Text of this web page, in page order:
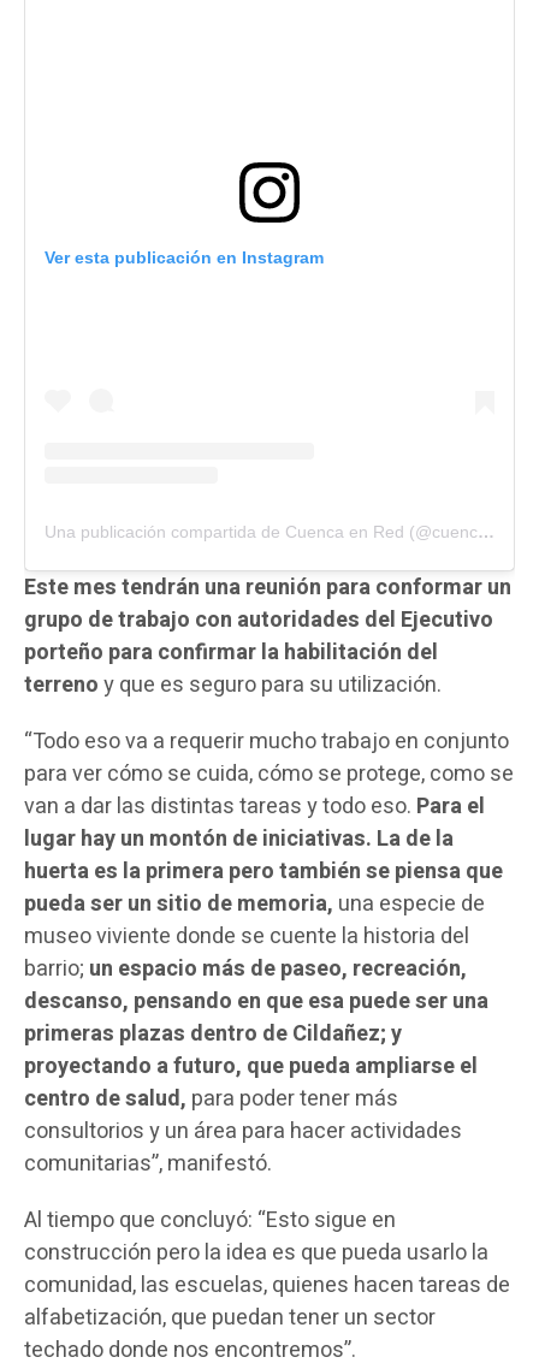
Ver esta publicación en Instagram
Una publicación compartida de Cuenca en Red (@cuencaenred)
Este mes tendrán una reunión para conformar un
grupo de trabajo con autoridades del Ejecutivo
porteño para confirmar la habilitación del
terrenoy que es seguro para su utilización.
“Todo eso va a requerir mucho trabajo en conjunto
para ver cómo se cuida, cómo se protege, como se
van a dar las distintas tareas y todo eso. Para el
lugar hay un montón de iniciativas. La de la
huerta es la primera pero también se piensa que
pueda ser un sitio de memoria, una especie de
museo viviente donde se cuente la historia del
barrio; un espacio más de paseo, recreación,
descanso, pensando en que esa puede ser una
primeras plazas dentro de Cildañez; y
proyectando a futuro, que pueda ampliarse el
centro de salud, para poder tener más
consultorios y un área para hacer actividades
comunitarias”, manifestó.
Al tiempo que concluyó: “Esto sigue en
construcción pero la idea es que pueda usarlo la
comunidad, las escuelas, quienes hacen tareas de
alfabetización, que puedan tener un sector
techado donde nos encontremos”.